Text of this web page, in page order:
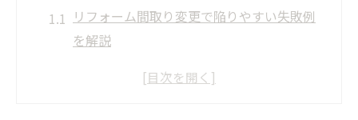
リフォーム間取り変更で陥りやすい失敗例
を解説
戸建てとマンションの間取り変更注意点を